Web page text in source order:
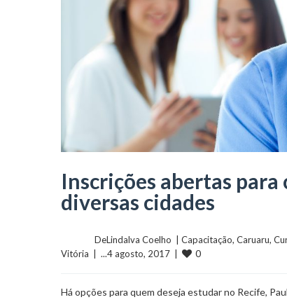
Inscrições abertas
diversas cidades
	    	DeLindalva Coelho  |
Capacitação, Caruaru,
Vitória
  |  ...4 agosto, 2017  |
0
Há opções para quem deseja estudar no Recife,